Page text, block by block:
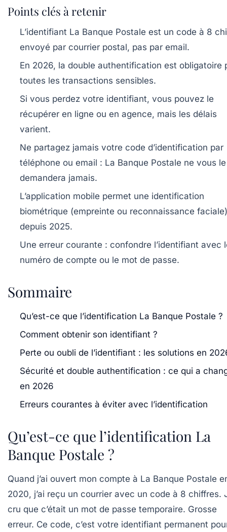
Points clés à retenir
L’identifiant La Banque Postale est un code à 8
envoyé par courrier postal, pas par email.
En 2026, la double authentification est obligatoire
toutes les transactions sensibles.
Si vous perdez votre identifiant, vous pouvez le
récupérer en ligne ou en agence, mais les délais
varient.
Ne partagez jamais votre code d’identification par
téléphone ou email : La Banque Postale ne vous le
demandera jamais.
L’application mobile permet une identification
biométrique (empreinte ou reconnaissance faciale)
depuis 2025.
Une erreur courante : confondre l’identifiant avec
numéro de compte ou le mot de passe.
Sommaire
Qu’est-ce que l’identification La Banque Postale ?
Comment obtenir son identifiant ?
Perte ou oubli de l’identifiant : les solutions en
Sécurité et double authentification : ce qui a
en 2026
Erreurs courantes à éviter avec l’identification
Qu’est-ce que l’identification La
Banque Postale ?
Quand j’ai ouvert mon compte à La Banque Postale
2020, j’ai reçu un courrier avec un code à 8 chiffres.
cru que c’était un mot de passe temporaire. Grosse
erreur. Ce code, c’est votre identifiant permanent